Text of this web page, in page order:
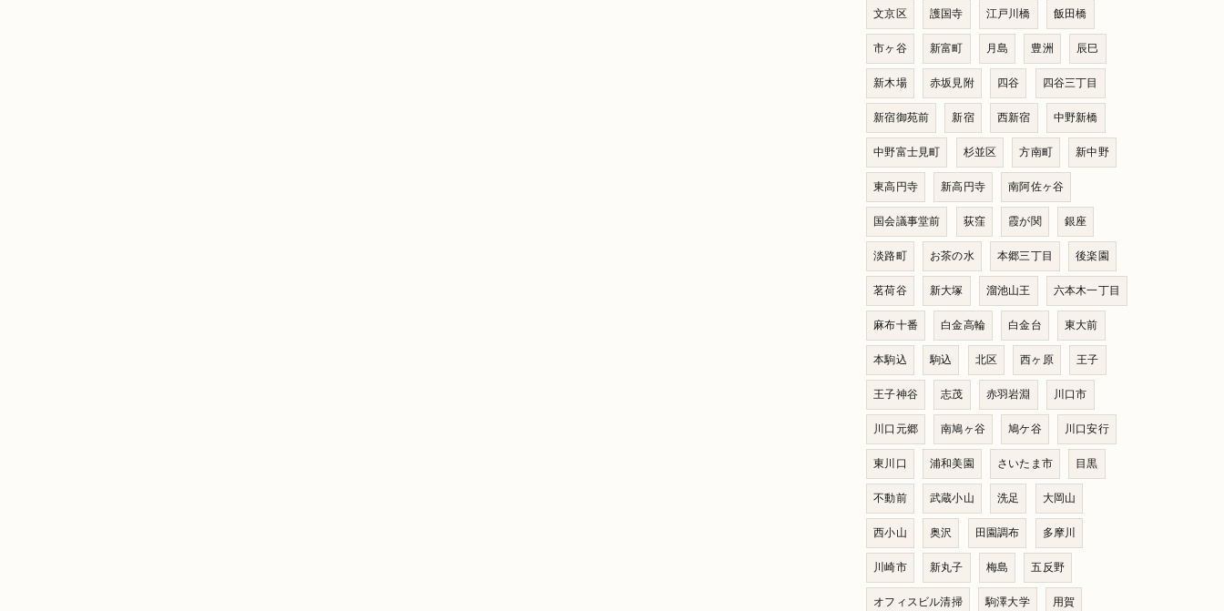
文京区 護国寺 江戸川橋 飯田橋
市ヶ谷 新富町 月島 豊洲 辰巳
新木場 赤坂見附 四谷 四谷三丁目
新宿御苑前 新宿 西新宿 中野新橋
中野富士見町 杉並区 方南町 新中野
東高円寺 新高円寺 南阿佐ヶ谷
国会議事堂前 荻窪 霞が関 銀座
淡路町 お茶の水 本郷三丁目 後楽園
茗荷谷 新大塚 溜池山王 六本木一丁目
麻布十番 白金高輪 白金台 東大前
本駒込 駒込 北区 西ヶ原 王子
王子神谷 志茂 赤羽岩淵 川口市
川口元郷 南鳩ヶ谷 鳩ケ谷 川口安行
東川口 浦和美園 さいたま市 目黒
不動前 武蔵小山 洗足 大岡山
西小山 奥沢 田園調布 多摩川
川崎市 新丸子 梅島 五反野
オフィスビル清掃 駒澤大学 用賀